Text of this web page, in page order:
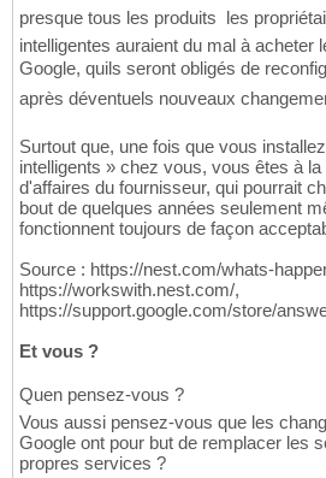
presque tous les produits  les
intelligentes auraient du mal à acheter
Google, quils seront obligés de
après déventuels nouveaux
Surtout que, une fois que vous
intelligents » chez vous, vous êtes à
d'affaires du fournisseur, qui pourrait
bout de quelques années seulement
fonctionnent toujours de façon
Source : https://nest.com/whats-
https://workswith.nest.com/,
https://support.google.com/store/
Et vous ?
Quen pensez-vous ?
Vous aussi pensez-vous que les
Google ont pour but de remplacer les
propres services ?